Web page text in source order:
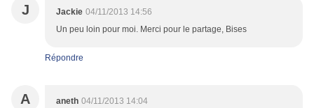
J Jackie 04/11/2013 14:56
Un peu loin pour moi. Merci pour le partage, Bises
Répondre
A aneth 04/11/2013 14:04